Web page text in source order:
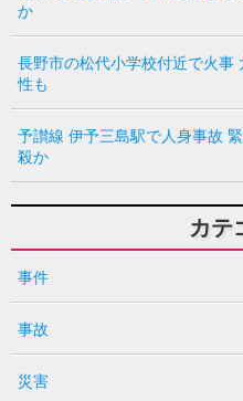
か
長野市の松代小学校付近で火事
性も
予讃線 伊予三島駅で人身事故
殺か
カテ
事件
事故
災害